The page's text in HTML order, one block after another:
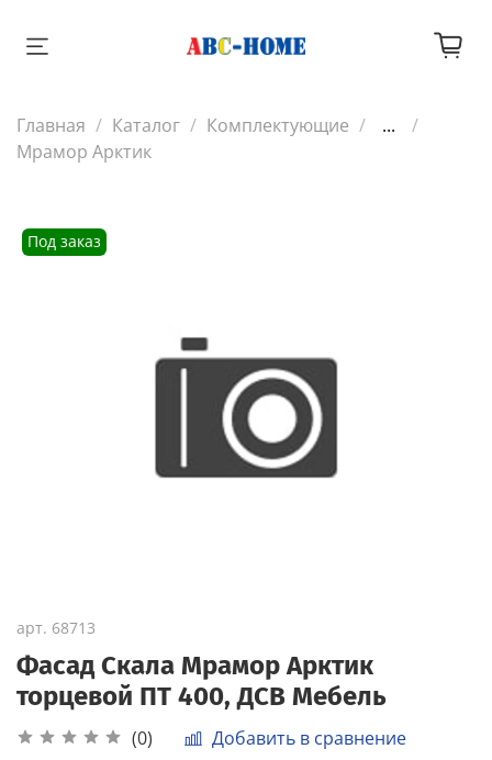
Главная Каталог Комплектующие
...
Мрамор Арктик
Под заказ
арт. 68713
Фасад Скала Мрамор Арктик
торцевой ПТ 400, ДСВ Мебель
(0) Добавить в сравнение